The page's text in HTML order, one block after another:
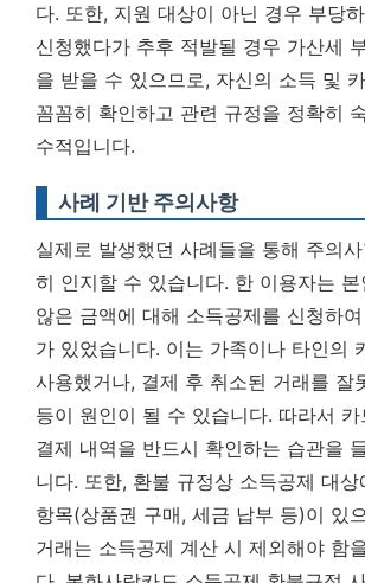
다. 또한, 지원 대상이 아닌 경우 부당
신청했다가 추후 적발될 경우 가산세
을 받을 수 있으므로, 자신의 소득 및
꼼꼼히 확인하고 관련 규정을 정확히
수적입니다.
사례 기반 주의사항
실제로 발생했던 사례들을 통해 주의
히 인지할 수 있습니다. 한 이용자는 본
않은 금액에 대해 소득공제를 신청하
가 있었습니다. 이는 가족이나 타인의
사용했거나, 결제 후 취소된 거래를 잘
등이 원인이 될 수 있습니다. 따라서
결제 내역을 반드시 확인하는 습관을
니다. 또한, 환불 규정상 소득공제 대상
항목(상품권 구매, 세금 납부 등)이 있
거래는 소득공제 계산 시 제외해야 함